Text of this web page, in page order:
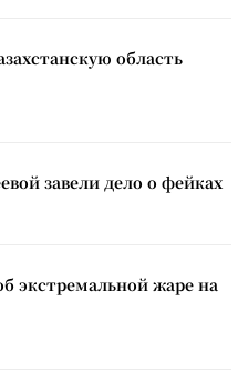
область
завели дело о фейках
экстремальной жаре на